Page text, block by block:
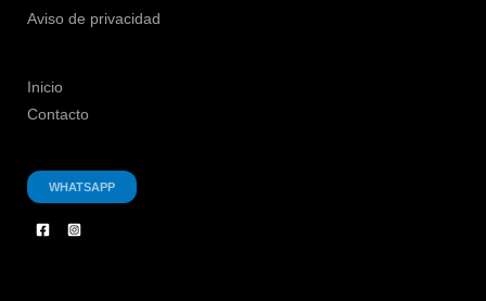
Aviso de privacidad
Inicio
Contacto
WHATSAPP